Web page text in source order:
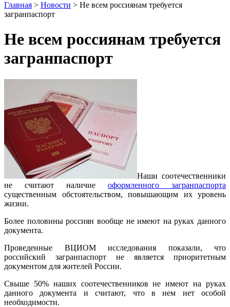
Главная > Новости > Не всем россиянам требуется
загранпаспорт
Не всем россиянам требуется
загранпаспорт
Наши соотечественники
не считают наличие оформленного загранпаспорта
существенным обстоятельством, повышающим их уровень
жизни.
Более половины россиян вообще не имеют на руках данного
документа.
Проведенные ВЦИОМ исследования показали, что
российский загранпаспорт не является приоритетным
документом для жителей России.
Свыше 50% наших соотечественников не имеют на руках
данного документа и считают, что в нем нет особой
необходимости.